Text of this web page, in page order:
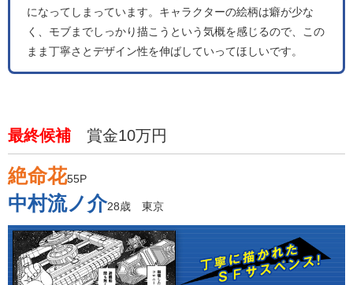
になってしまっています。キャラクターの絵柄は癖が少な
く、モブまでしっかり描こうという気概を感じるので、この
まま丁寧さとデザイン性を伸ばしていってほしいです。
最終候補 賞金10万円
絶命花55P
中村流ノ介28歳 東京